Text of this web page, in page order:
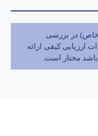
خاص) در بررسی
ارزیابی کیفی ارائه
مختار است.